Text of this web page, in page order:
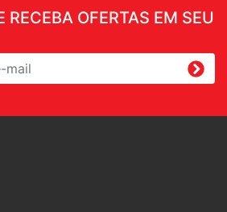
RECEBA OFERTAS EM SEU